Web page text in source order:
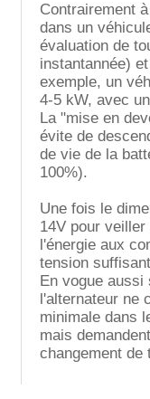
Contrairement
dans un
évaluation de
instantannée)
exemple, un
4-5 kW, avec
La "mise en
évite de
de vie de la
100%).
Une fois le
14V pour
l'énergie aux
tension
En vogue aussi
l'alternateur ne
minimale dans
mais
changement de